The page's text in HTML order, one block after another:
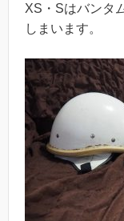
XS・Sはバンタ
しまいます。